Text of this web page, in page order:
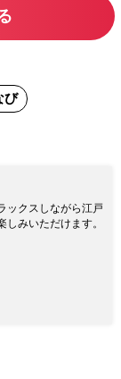
ございますの
び
ックスしながら江戸
みいただけます。